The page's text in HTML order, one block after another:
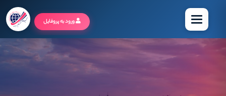
منو ورود به پروفایل